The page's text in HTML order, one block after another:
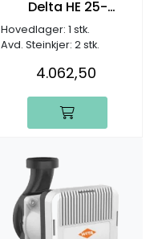
Delta HE 25-
55/180mm, DN25, G1
1/2", 6,0m (H)
Hovedlager: 1 stk.
Avd. Steinkjer: 2 stk.
4.062,50